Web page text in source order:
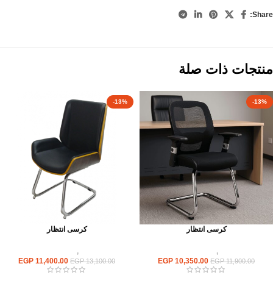
Share:
منتجات ذات صلة
-13%
كرسى انتظار
,
EGP11,900.00
EGP 10,350.00
-13%
كرسى انتظار
,
EGP13,100.00
EGP 11,400.00